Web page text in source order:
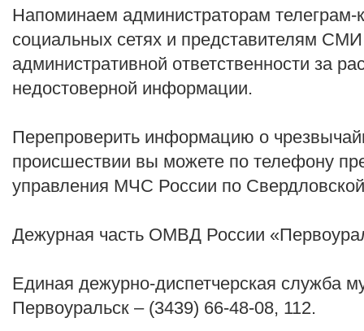
Напоминаем администраторам телеграм-
социальных сетях и представителям
административной ответственности за
недостоверной информации.
Перепроверить информацию о
происшествии вы можете по телефону
управления МЧС России по
Дежурная часть ОМВД России
Единая дежурно-диспетчерская служба
Первоуральск – (3439) 66-48-08, 112.